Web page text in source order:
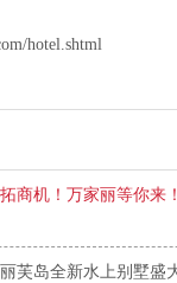
hotel.shtml
商机！万家丽等你来！